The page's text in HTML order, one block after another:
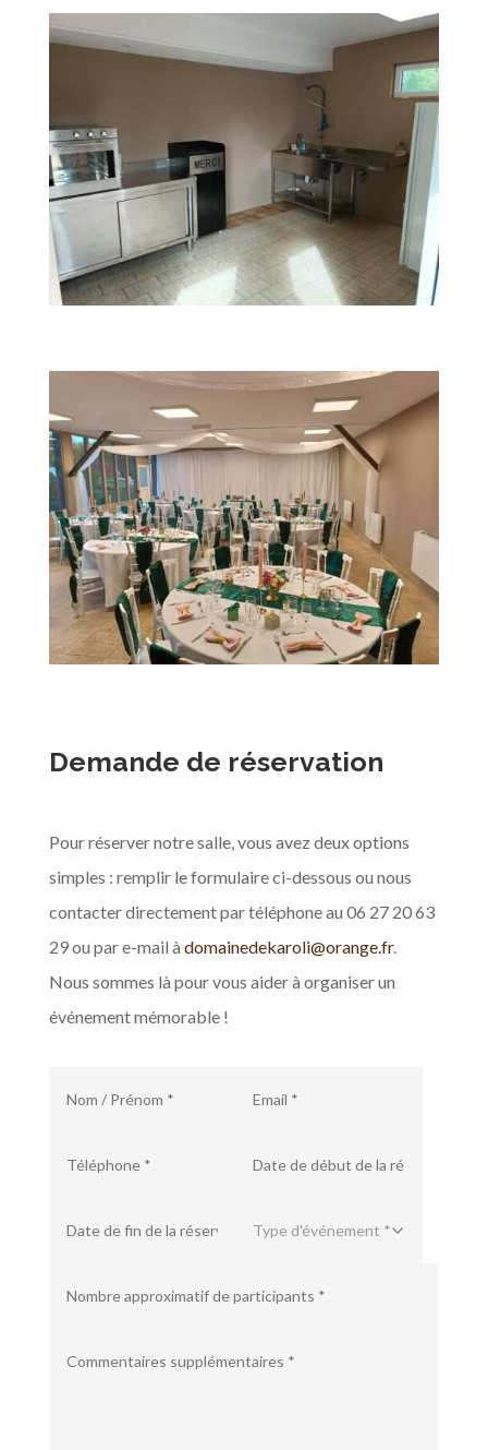
Demande de réservation
Pour réserver notre salle, vous avez deux options
simples : remplir le formulaire ci-dessous ou nous
contacter directement par téléphone au 06 27 20 63
29 ou par e-mail à domainedekaroli@orange.fr.
Nous sommes là pour vous aider à organiser un
événement mémorable !